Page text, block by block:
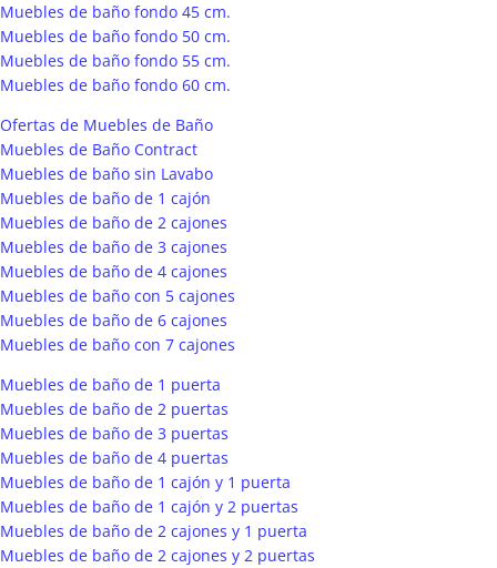
Muebles de baño fondo 45 cm.
Muebles de baño fondo 50 cm.
Muebles de baño fondo 55 cm.
Muebles de baño fondo 60 cm.
Ofertas de Muebles de Baño
Muebles de Baño Contract
Muebles de baño sin Lavabo
Muebles de baño de 1 cajón
Muebles de baño de 2 cajones
Muebles de baño de 3 cajones
Muebles de baño de 4 cajones
Muebles de baño con 5 cajones
Muebles de baño de 6 cajones
Muebles de baño con 7 cajones
Muebles de baño de 1 puerta
Muebles de baño de 2 puertas
Muebles de baño de 3 puertas
Muebles de baño de 4 puertas
Muebles de baño de 1 cajón y 1 puerta
Muebles de baño de 1 cajón y 2 puertas
Muebles de baño de 2 cajones y 1 puerta
Muebles de baño de 2 cajones y 2 puertas